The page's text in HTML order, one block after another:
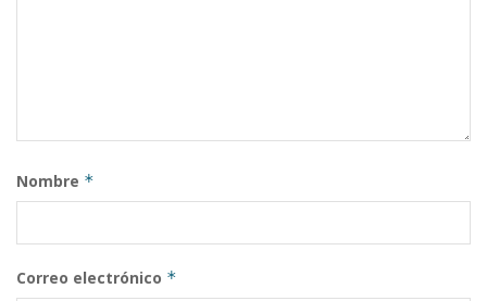
Nombre *
Correo electrónico *